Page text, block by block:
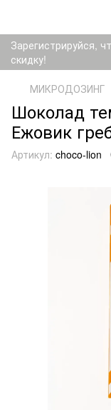
Зарегистрируйся,
скидку!
МИКРОДОЗИНГ
Шоколад
Ежовик
Артикул: choco-lion